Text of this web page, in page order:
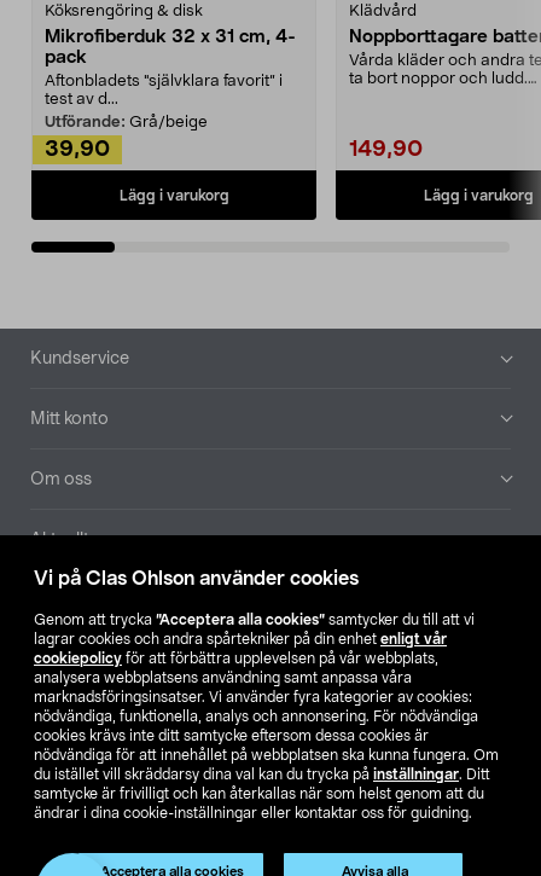
Vi på Clas Ohlson använder cookies
Genom att trycka ”Acceptera alla cookies” samtycker du till att vi
lagrar cookies och andra spårtekniker på din enhet enligt vår
cookiepolicy för att förbättra upplevelsen på vår webbplats,
analysera webbplatsens användning samt anpassa våra
marknadsföringsinsatser. Vi använder fyra kategorier av cookies:
nödvändiga, funktionella, analys och annonsering. För nödvändiga
cookies krävs inte ditt samtycke eftersom dessa cookies är
nödvändiga för att innehållet på webbplatsen ska kunna fungera. Om
du istället vill skräddarsy dina val kan du trycka på inställningar. Ditt
samtycke är frivilligt och kan återkallas när som helst genom att du
ändrar i dina cookie-inställningar eller kontaktar oss för guidning.
Acceptera alla cookies Avvisa alla
Köksrengöring & disk
Mikrofiberduk 32 x 31 cm, 4-
pack
Aftonbladets "självklara favorit” i
test av d...
Utförande: Grå/beige
39,90
Lägg i varukorg
Klädvård
Noppborttagare
Vårda kläder och andra
ta bort noppor och ludd.
149,90
Lägg i varukorg
Sidfot
Kundservice
Mitt konto
Om oss
Aktuellt
Hitta butik
SE NO FI